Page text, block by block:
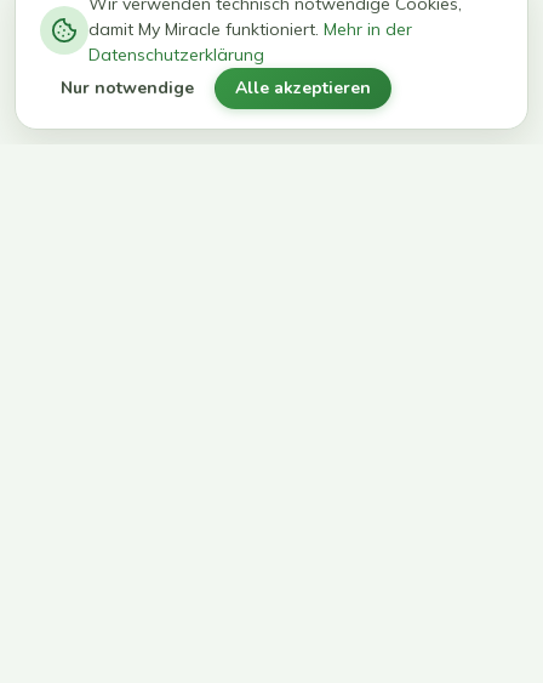
kg in 12
Wochen
erreichen
ihr Ziel
damit My Miracle funktioniert. Mehr in der
Datenschutzerklärung
Nur notwendige Alle akzeptieren